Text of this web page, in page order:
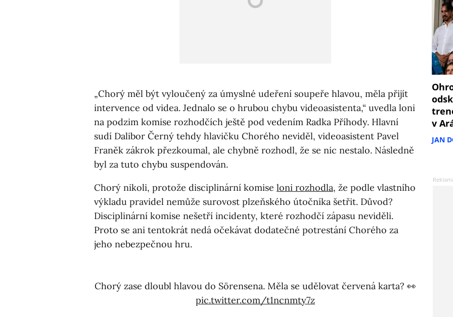
„Chorý měl být vyloučený za úmyslné udeření soupeře hlavou, měla přijít
intervence od videa. Jednalo se o hrubou chybu videoasistenta,“ uvedla loni
na podzim komise rozhodčích ještě pod vedením Radka Příhody. Hlavní
sudí Dalibor Černý tehdy hlavičku Chorého neviděl, videoasistent Pavel
Franěk zákrok přezkoumal, ale chybně rozhodl, že se nic nestalo. Následně
byl za tuto chybu suspendován.
Chorý nikoli, protože disciplinární komise loni rozhodla, že podle vlastního
výkladu pravidel nemůže surovost plzeňského útočníka šetřit. Důvod?
Disciplinární komise nešetří incidenty, které rozhodčí zápasu neviděli.
Proto se ani tentokrát nedá očekávat dodatečné potrestání Chorého za
jeho nebezpečnou hru.
Chorý zase dloubl hlavou do Sörensena. Měla se udělovat červená karta? 👀
pic.twitter.com/t1ncnmty7z
v
JAN